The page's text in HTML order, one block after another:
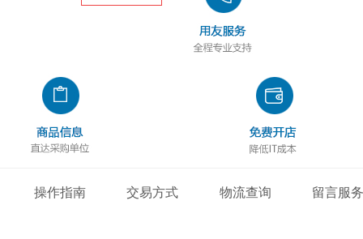
操作指南 交易方式 物流查询 留言服务